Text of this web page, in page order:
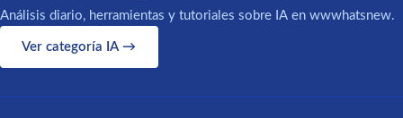
Análisis diario, herramientas y tutoriales sobre IA en wwwhatsnew.
Ver categoría IA →